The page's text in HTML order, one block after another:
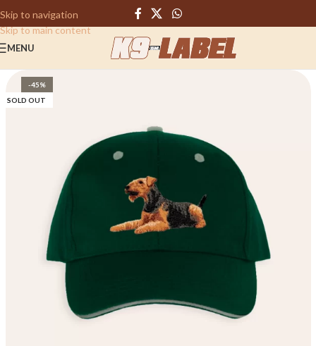
Skip to navigation
Skip to main content
MENU
-45%
SOLD OUT